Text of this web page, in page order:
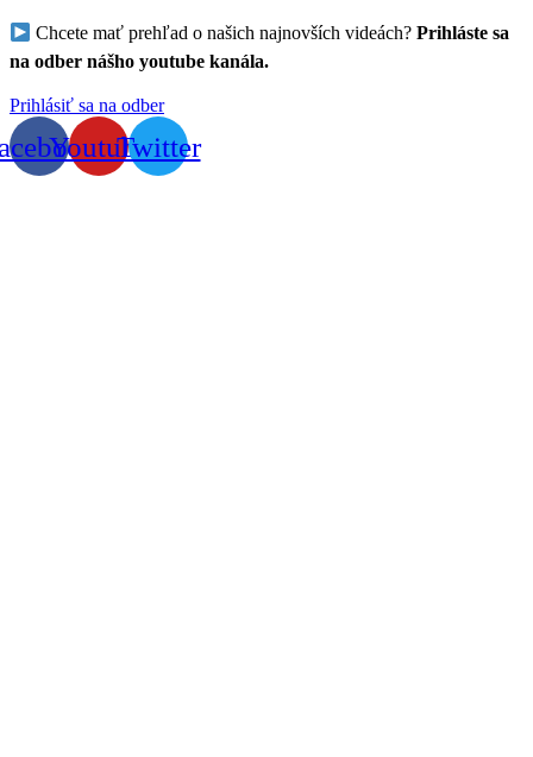
Chcete mať prehľad o našich najnovších videách? Prihláste sa
na odber nášho youtube kanála.
Prihlásiť sa na odber
YoutubeTwitter